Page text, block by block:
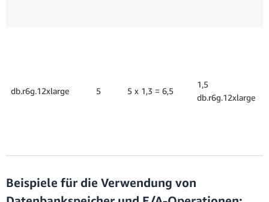
db.r6g.12xlarge 5 5 x 1,3 = 6,5
1,5
db.r6g.12xlarge
Beispiele für die Verwendung von